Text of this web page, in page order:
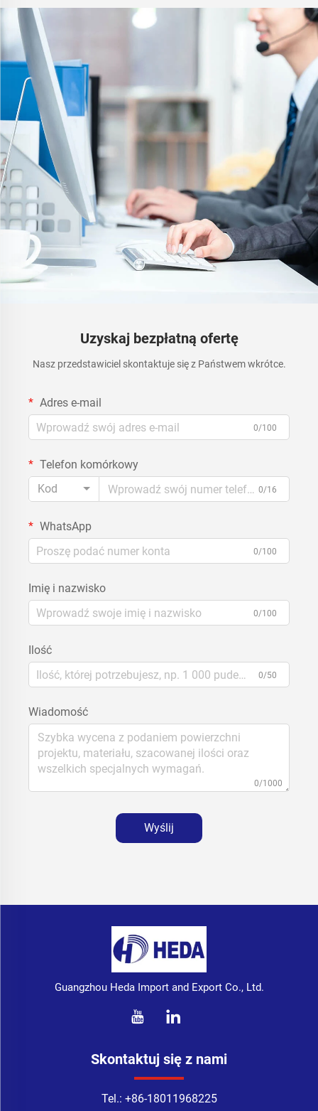
Uzyskaj bezpłatną ofertę
Nasz przedstawiciel skontaktuje się z Państwem wkrótce.
Adres e-mail
0/100
Telefon komórkowy
Kod
0/16
WhatsApp
0/100
Imię i nazwisko
0/100
Ilość
0/50
Wiadomość
0/1000
Wyślij
Guangzhou Heda Import and Export Co., Ltd.
Skontaktuj się z nami
Tel.: +86-18011968225